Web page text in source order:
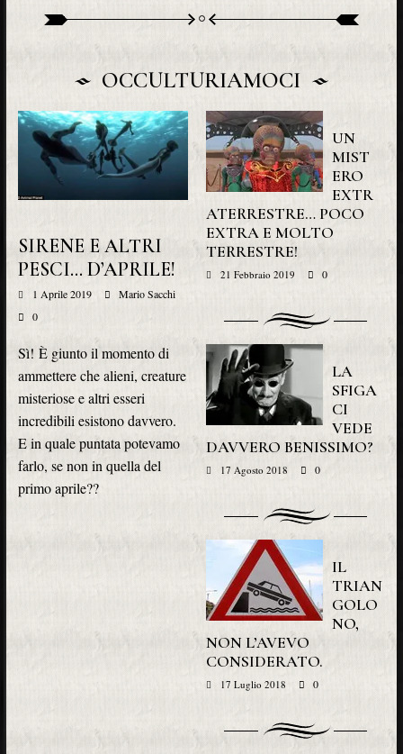
OCCULTURIAMOCI
SIRENE E ALTRI
PESCI… D’APRILE!
1 Aprile 2019
Mario Sacchi
0
Sì! È giunto il momento di
ammettere che alieni, creature
misteriose e altri esseri
incredibili esistono davvero.
E in quale puntata potevamo
farlo, se non in quella del
primo aprile??
UN
MIST
ERO
EXTR
ATERRESTRE… POCO
EXTRA E MOLTO
TERRESTRE!
21 Febbraio 2019 0
LA
SFIGA
CI
VEDE
DAVVERO BENISSIMO?
17 Agosto 2018 0
IL
TRIAN
GOLO
NO,
NON L’AVEVO
CONSIDERATO.
17 Luglio 2018 0